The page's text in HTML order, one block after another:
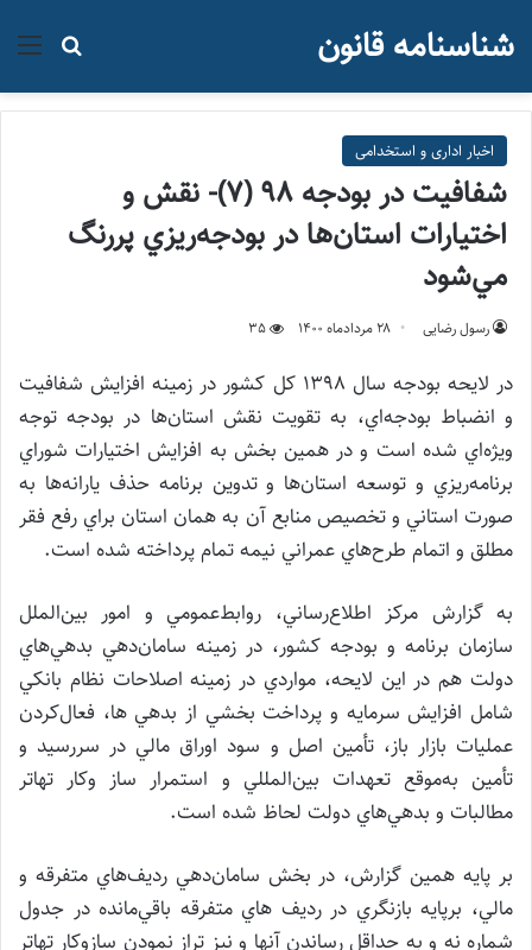
جستجو شناسنامه قانون
اخبار اداری و استخدامی
شفافيت در بودجه ۹۸ (7)- نقش و
اختيارات استان‌ها در بودجه‌ريزي پر‌رنگ
مي‌شود
رسول رضایی ۲۸ مرداد‌ماه ۱۴۰۰ 35
در لايحه بودجه سال ۱۳۹۸ كل كشور در زمينه افزايش شفافيت
و انضباط بودجه‌اي، به تقويت نقش استان‌ها در بودجه توجه
ويژه‌اي شده است و در همين بخش به افزايش اختيارات شوراي
برنامه‌ريزي و توسعه استان‌ها و تدوين برنامه حذف يارانه‌ها به
صورت استاني و تخصيص منابع آن به همان استان براي رفع فقر
مطلق و اتمام طرح‌هاي عمراني نيمه تمام پرداخته شده است.
به گزارش مركز اطلاع‌رساني، روابط‌عمومي و امور بين‌الملل
سازمان برنامه و بودجه كشور، در زمينه سامان‌دهي بدهي‌هاي
دولت هم در اين لايحه، مواردي در زمينه اصلاحات نظام بانكي
شامل افزايش سرمايه و پرداخت بخشي از بدهي ها، فعال‌كردن
عمليات بازار باز، تأمين اصل و سود اوراق مالي در سررسيد و
تأمين به‌موقع تعهدات بين‌المللي و استمرار ساز و‌كار تهاتر
مطالبات و بدهي‌هاي دولت لحاظ شده است.
بر پايه همين گزارش، در بخش سامان‌دهي رديف‌هاي متفرقه و
مالي، بر‌پايه بازنگري در رديف هاي متفرقه باقي‌مانده در جدول
شماره نه و به حداقل رساندن آنها و نيز تراز نمودن ساز‌و‌كار تهاتر